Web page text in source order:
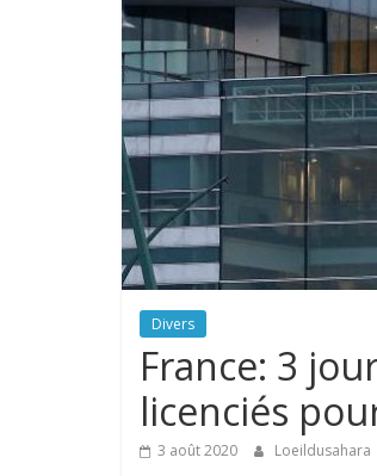
Divers
France: 3
licenciés
3 août 2020 Loeildusahara